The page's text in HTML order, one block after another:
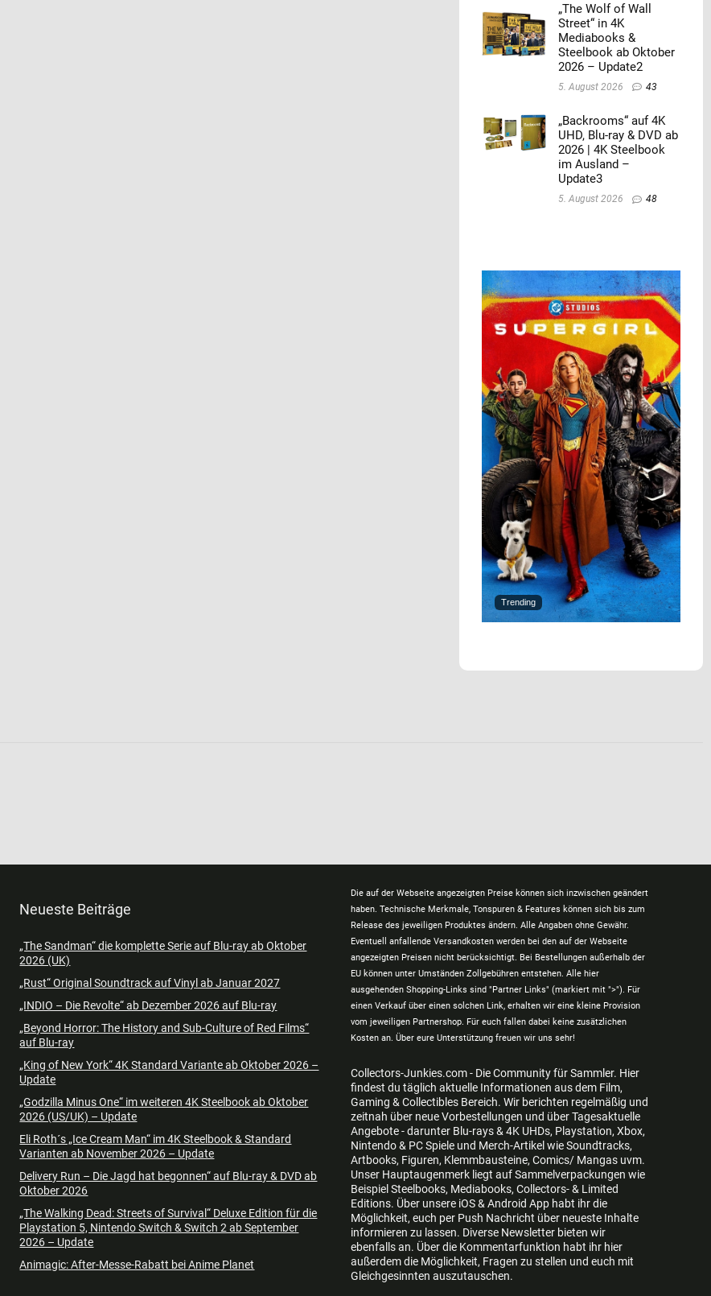
„The Wolf of Wall
Street“ in 4K
Mediabooks &
Steelbook ab Oktober
2026 – Update2
5. August 2026 43
„Backrooms“ auf 4K
UHD, Blu-ray & DVD ab
2026 | 4K Steelbook
im Ausland –
Update3
5. August 2026 48
Trending
Neueste Beiträge
„The Sandman“ die komplette Serie auf Blu-ray ab Oktober
2026 (UK)
„Rust“ Original Soundtrack auf Vinyl ab Januar 2027
„INDIO – Die Revolte“ ab Dezember 2026 auf Blu-ray
„Beyond Horror: The History and Sub-Culture of Red Films“
auf Blu-ray
„King of New York“ 4K Standard Variante ab Oktober 2026 –
Update
„Godzilla Minus One“ im weiteren 4K Steelbook ab Oktober
2026 (US/UK) – Update
Eli Roth´s „Ice Cream Man“ im 4K Steelbook & Standard
Varianten ab November 2026 – Update
Delivery Run – Die Jagd hat begonnen“ auf Blu-ray & DVD ab
Oktober 2026
„The Walking Dead: Streets of Survival“ Deluxe Edition für die
Playstation 5, Nintendo Switch & Switch 2 ab September
2026 – Update
Animagic: After-Messe-Rabatt bei Anime Planet
Die auf der Webseite angezeigten Preise können sich inzwischen geändert
haben. Technische Merkmale, Tonspuren & Features können sich bis zum
Release des jeweiligen Produktes ändern. Alle Angaben ohne Gewähr.
Eventuell anfallende Versandkosten werden bei den auf der Webseite
angezeigten Preisen nicht berücksichtigt. Bei Bestellungen außerhalb der
EU können unter Umständen Zollgebühren entstehen. Alle hier
ausgehenden Shopping-Links sind "Partner Links" (markiert mit ">"). Für
einen Verkauf über einen solchen Link, erhalten wir eine kleine Provision
vom jeweiligen Partnershop. Für euch fallen dabei keine zusätzlichen
Kosten an. Über eure Unterstützung freuen wir uns sehr!
Collectors-Junkies.com - Die Community für Sammler. Hier
findest du täglich aktuelle Informationen aus dem Film,
Gaming & Collectibles Bereich. Wir berichten regelmäßig und
zeitnah über neue Vorbestellungen und über Tagesaktuelle
Angebote - darunter Blu-rays & 4K UHDs, Playstation, Xbox,
Nintendo & PC Spiele und Merch-Artikel wie Soundtracks,
Artbooks, Figuren, Klemmbausteine, Comics/ Mangas uvm.
Unser Hauptaugenmerk liegt auf Sammelverpackungen wie
Beispiel Steelbooks, Mediabooks, Collectors- & Limited
Editions. Über unsere iOS & Android App habt ihr die
Möglichkeit, euch per Push Nachricht über neueste Inhalte
informieren zu lassen. Diverse Newsletter bieten wir
ebenfalls an. Über die Kommentarfunktion habt ihr hier
außerdem die Möglichkeit, Fragen zu stellen und euch mit
Gleichgesinnten auszutauschen.